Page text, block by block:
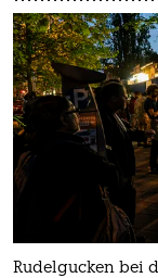
Rudelgucken bei